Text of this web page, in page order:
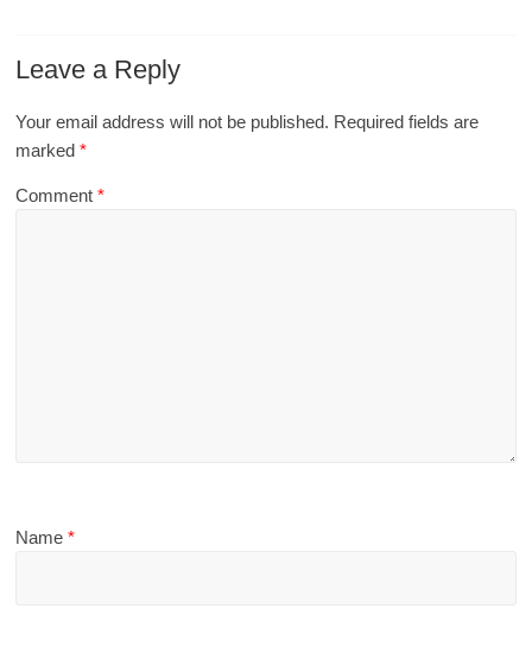
Leave a Reply
Your email address will not be published. Required fields are
marked*
Comment*
Name*